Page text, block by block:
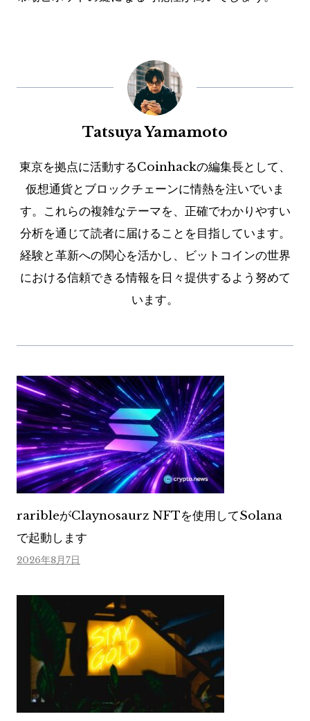
Tatsuya Yamamoto
東京を拠点に活動するCoinhackの編集長として、
仮想通貨とブロックチェーンに情熱を注いでいま
す。これらの複雑なテーマを、正確でわかりやすい
分析を通じて読者に届けることを目指しています。
経験と革新への関心を活かし、ビットコインの世界
における信頼できる情報を日々提供するよう努めて
います。
raribleがClaynosaurz NFTを使用してSolana
で起動します
2026年8月7日